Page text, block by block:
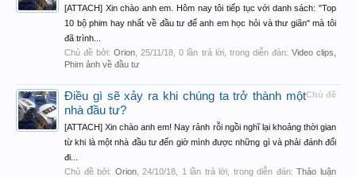
[ATTACH] Xin chào anh em. Hôm nay tôi tiếp tục với danh sách: "Top
10 bộ phim hay nhất về đầu tư để anh em học hỏi và thư giãn" mà tôi
đã trình...
Chủ đề bởi:Orion ,25/11/18 , 0 lần trả lời, trong diễn đàn: Video clips,
Phim ảnh về đầu tư
Chủ đề
Điều gì sẽ xảy ra khi chúng ta trở thành một
nhà đầu tư?
[ATTACH] Xin chào anh em! Nay rảnh rỗi ngồi nghĩ lại khoảng thời gian
từ khi là một nhà đầu tư đến giờ mình được những gì và phải đánh đổi
đi...
Chủ đề bởi: Orion,24/10/18 , 1 lần trả lời, trong diễn đàn:Thảo luận